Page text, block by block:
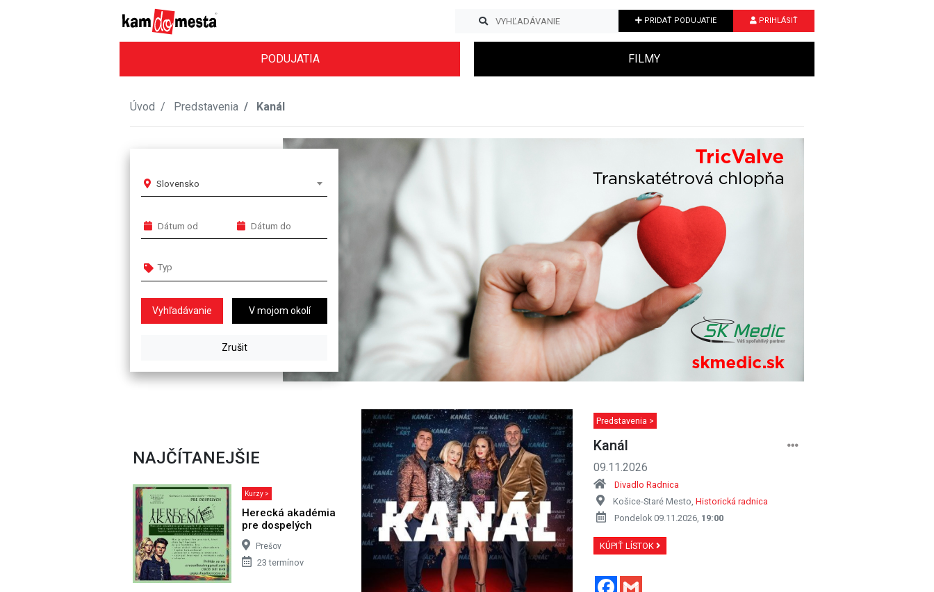
PRIDAŤ PODUJATIE PRIHLÁSIŤ
PODUJATIA FILMY
Úvod Predstavenia Kanál
Slovensko
V mojom okolí
NAJČÍTANEJŠIE
Kurzy >
Herecká akadémia
pre dospelých
Prešov
23 termínov
Predstavenia >
Kanál
09.11.2026
Divadlo Radnica
Košice-Staré Mesto, Historická radnica
Pondelok 09.11.2026, 19:00
KÚPIŤ LÍSTOK
Facebook